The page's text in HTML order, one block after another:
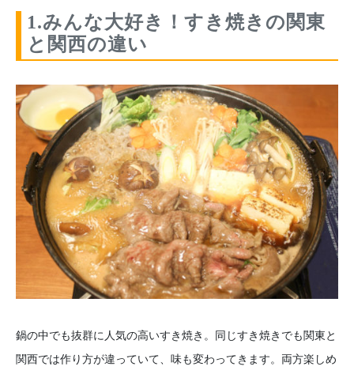
1.みんな大好き！すき焼きの関東
と関西の違い
鍋の中でも抜群に人気の高いすき焼き。同じすき焼きでも関東と
関西では作り方が違っていて、味も変わってきます。両方楽しめ